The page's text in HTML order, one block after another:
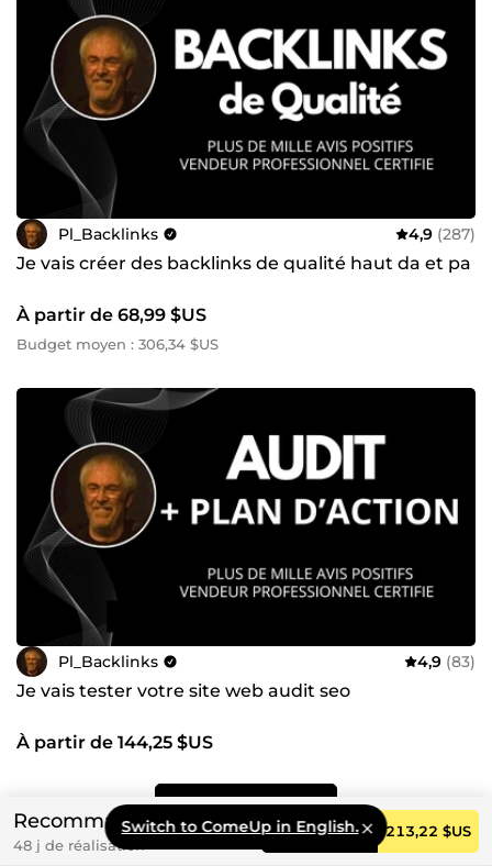
Recommandé
48 j de réalisation
Commander 213,22 $US
Pl_Backlinks 4,9 (287)
Je vais créer des backlinks de qualité haut da et pa
À partir de 68,99 $US
Budget moyen : 306,34 $US
Pl_Backlinks 4,9 (83)
Je vais tester votre site web audit seo
À partir de 144,25 $US
Voir tous ses services
Switch to ComeUp in English.